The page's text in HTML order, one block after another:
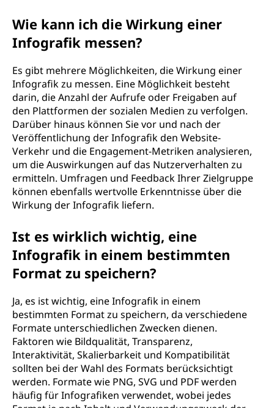
Wie kann ich die Wirkung einer
Infografik messen?
Es gibt mehrere Möglichkeiten, die Wirkung einer
Infografik zu messen. Eine Möglichkeit besteht
darin, die Anzahl der Aufrufe oder Freigaben auf
den Plattformen der sozialen Medien zu verfolgen.
Darüber hinaus können Sie vor und nach der
Veröffentlichung der Infografik den Website-
Verkehr und die Engagement-Metriken analysieren,
um die Auswirkungen auf das Nutzerverhalten zu
ermitteln. Umfragen und Feedback Ihrer Zielgruppe
können ebenfalls wertvolle Erkenntnisse über die
Wirkung der Infografik liefern.
Ist es wirklich wichtig, eine
Infografik in einem bestimmten
Format zu speichern?
Ja, es ist wichtig, eine Infografik in einem
bestimmten Format zu speichern, da verschiedene
Formate unterschiedlichen Zwecken dienen.
Faktoren wie Bildqualität, Transparenz,
Interaktivität, Skalierbarkeit und Kompatibilität
sollten bei der Wahl des Formats berücksichtigt
werden. Formate wie PNG, SVG und PDF werden
häufig für Infografiken verwendet, wobei jedes